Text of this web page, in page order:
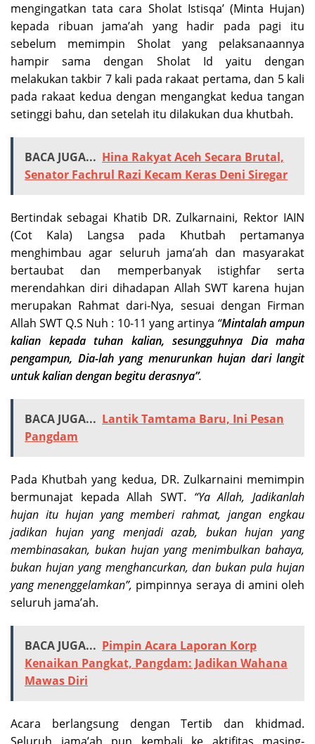
mengingatkan tata cara Sholat Istisqa’ (Minta Hujan)
kepada ribuan jama’ah yang hadir pada pagi itu
sebelum memimpin Sholat yang pelaksanaannya
hampir sama dengan Sholat Id yaitu dengan
melakukan takbir 7 kali pada rakaat pertama, dan 5 kali
pada rakaat kedua dengan mengangkat kedua tangan
setinggi bahu, dan setelah itu dilakukan dua khutbah.
BACA JUGA... Hina Rakyat Aceh Secara Brutal,
Senator Fachrul Razi Kecam Keras Deni Siregar
Bertindak sebagai Khatib DR. Zulkarnaini, Rektor IAIN
(Cot Kala) Langsa pada Khutbah pertamanya
menghimbau agar seluruh jama’ah dan masyarakat
bertaubat dan memperbanyak istighfar serta
merendahkan diri dihadapan Allah SWT karena hujan
merupakan Rahmat dari-Nya, sesuai dengan Firman
Allah SWT Q.S Nuh : 10-11 yang artinya “Mintalah ampun
kalian kepada tuhan kalian, sesungguhnya Dia maha
pengampun, Dia-lah yang menurunkan hujan dari langit
untuk kalian dengan begitu derasnya”.
BACA JUGA... Lantik Tamtama Baru, Ini Pesan
Pangdam
Pada Khutbah yang kedua, DR. Zulkarnaini memimpin
bermunajat kepada Allah SWT. “Ya Allah, Jadikanlah
hujan itu hujan yang memberi rahmat, jangan engkau
jadikan hujan yang menjadi azab, bukan hujan yang
membinasakan, bukan hujan yang menimbulkan bahaya,
bukan hujan yang menghancurkan, dan bukan pula hujan
yang menenggelamkan”, pimpinnya seraya di amini oleh
seluruh jama’ah.
BACA JUGA... Pimpin Acara Laporan Korp
Kenaikan Pangkat, Pangdam: Jadikan Wahana
Mawas Diri
Acara berlangsung dengan Tertib dan khidmad.